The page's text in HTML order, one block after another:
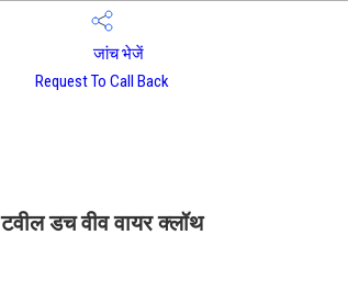
जांच भेजें
Request To Call Back
टवील डच वीव वायर क्लॉथ